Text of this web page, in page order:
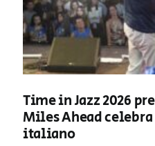
Time in Jazz 2026
Miles Ahead
italiano